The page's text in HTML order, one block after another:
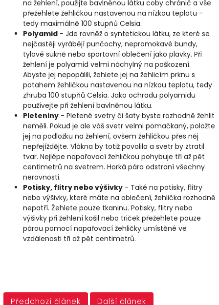
na žehlení, použijte bavlněnou látku coby chránič a vše
přežehlete žehličkou nastavenou na nízkou teplotu -
tedy maximálně 100 stupňů Celsia.
Polyamid - Jde rovněž o syntetickou látku, ze které se
nejčastěji vyrábějí punčochy, nepromokavé bundy,
tylové sukně nebo sportovní oblečení jako plavky. Při
žehlení je polyamid velmi náchylný na poškození.
Abyste jej nepopálili, žehlete jej na žehlicím prknu s
potahem žehličkou nastavenou na nízkou teplotu, tedy
zhruba 100 stupňů Celsia. Jako ochradu polyamidu
používejte při žehlení bavlněnou látku.
Pleteniny - Pletené svetry či šaty byste rozhodně žehlit
neměli. Pokud je ale váš svetr velmi pomačkaný, položte
jej na podložku na žehlení, ovšem žehličkou přes něj
nepřejíždějte. Vlákna by totiž povolila a svetr by ztratil
tvar. Nejlépe napařovací žehličkou pohybuje tři až pět
centimetrů na svetrem. Horká pára odstraní všechny
nerovnosti.
Potisky, flitry nebo výšivky - Také na potisky, flitry
nebo výšivky, které máte na oblečení, žehlička rozhodně
nepatří. Žehlete pouze tkaninu. Potisky, flitry nebo
výšivky při žehlení košil nebo triček přežehlete pouze
párou pomocí napařovací žehličky umístěné ve
vzdálenosti tři až pět centimetrů.
Předchozí článek Další článek